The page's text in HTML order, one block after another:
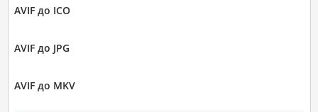
AVIF до ICO
AVIF до JPG
AVIF до MKV